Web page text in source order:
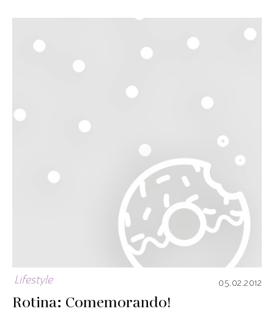
Lifestyle 05.02.2012
Rotina: Comemorando!